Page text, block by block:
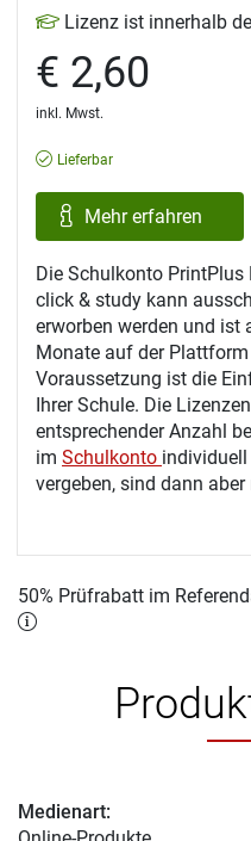
Lizenz ist innerhalb
€ 2,60
inkl. Mwst.
Lieferbar
Mehr erfahren
Die Schulkonto
click & study kann
erworben werden und ist
Monate auf der
Voraussetzung ist die
Ihrer Schule. Die
entsprechender Anzahl
im Schulkonto
vergeben, sind dann
50% Prüfrabatt im
Medienart: